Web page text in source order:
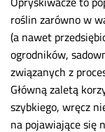
roślin zarówno w
(a nawet
ogrodników,
związanych z
Główną zaletą
szybkiego, wręcz
na pojawiające się